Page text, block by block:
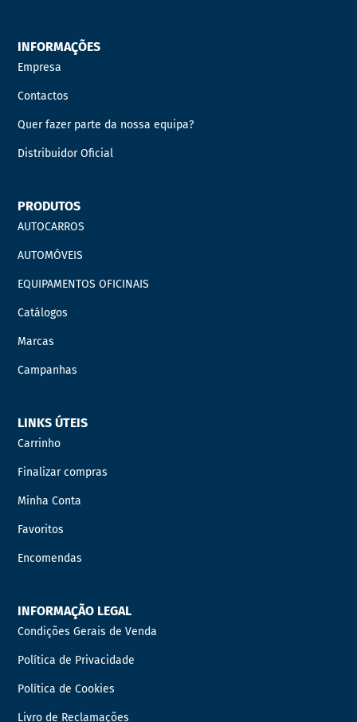
INFORMAÇÕES
Empresa
Contactos
Quer fazer parte da nossa equipa?
Distribuidor Oficial
PRODUTOS
AUTOCARROS
AUTOMÓVEIS
EQUIPAMENTOS OFICINAIS
Catálogos
Marcas
Campanhas
LINKS ÚTEIS
Carrinho
Finalizar compras
Minha Conta
Favoritos
Encomendas
INFORMAÇÃO LEGAL
Condições Gerais de Venda
Política de Privacidade
Política de Cookies
Livro de Reclamações